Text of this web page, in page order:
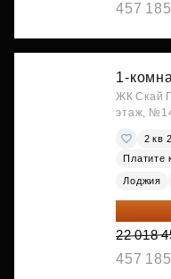
457
1-
ЖК Скай
этаж,
2 кв
Платите
Лоджия
19 156
22 018
457